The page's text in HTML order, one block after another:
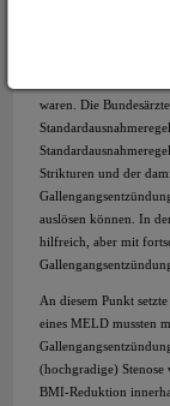
waren. Die
Strikturen und der
auslösen können. In
hilfreich, aber mit
An diesem Punkt
eines MELD mussten
(hochgradige)
BMI-Reduktion